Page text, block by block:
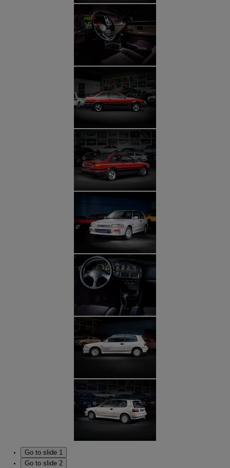
Go to slide 1
Go to slide 2